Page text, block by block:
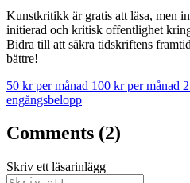
Kunstkritikk är gratis att läsa, men
initierad och kritisk offentlighet
Bidra till att säkra tidskriftens
bättre!
50 kr per månad 100 kr per månad
engångsbelopp
Comments (2)
Skriv ett läsarinlägg